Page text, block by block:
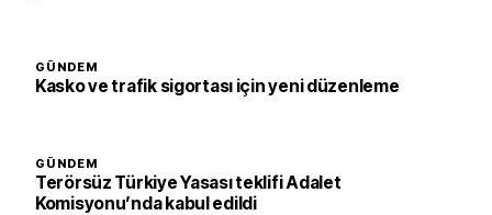
GÜNDEM
Kasko ve trafik sigortası için yeni düzenleme
GÜNDEM
Terörsüz Türkiye Yasası teklifi Adalet
Komisyonu’nda kabul edildi